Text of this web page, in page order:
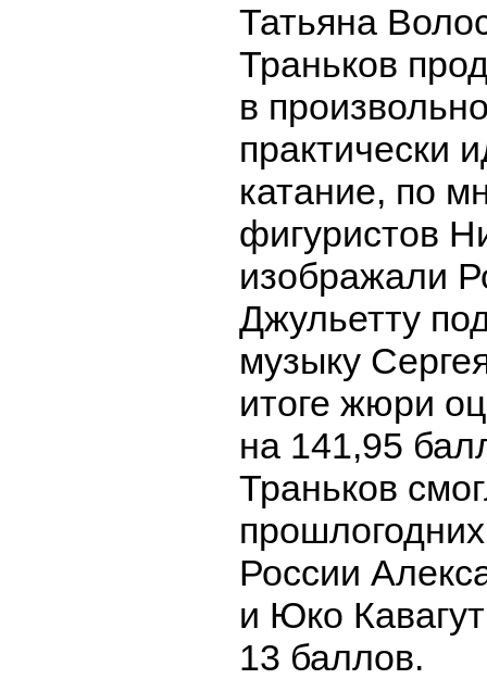
Татьяна
Траньков
в
практически
катание, по
фигуристов
изображали
Джульетту
музыку
итоге жюри
на 141,95
Траньков
России
и Юко
13 баллов.